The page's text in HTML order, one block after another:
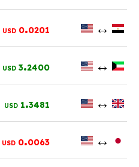
↔
0.0201
USD
↔
3.2400
USD
↔
1.3481
USD
↔
0.0063
USD